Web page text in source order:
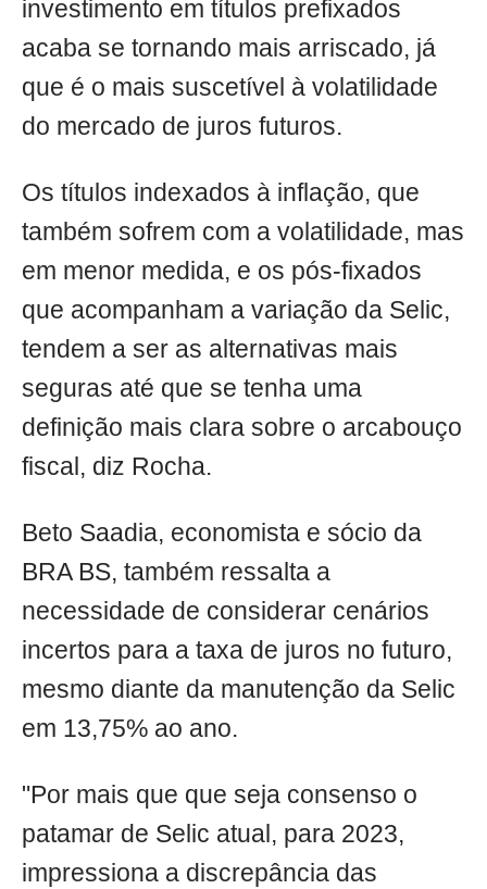
investimento em títulos prefixados
acaba se tornando mais arriscado, já
que é o mais suscetível à volatilidade
do mercado de juros futuros.
Os títulos indexados à inflação, que
também sofrem com a volatilidade, mas
em menor medida, e os pós-fixados
que acompanham a variação da Selic,
tendem a ser as alternativas mais
seguras até que se tenha uma
definição mais clara sobre o arcabouço
fiscal, diz Rocha.
Beto Saadia, economista e sócio da
BRA BS, também ressalta a
necessidade de considerar cenários
incertos para a taxa de juros no futuro,
mesmo diante da manutenção da Selic
em 13,75% ao ano.
"Por mais que que seja consenso o
patamar de Selic atual, para 2023,
impressiona a discrepância das